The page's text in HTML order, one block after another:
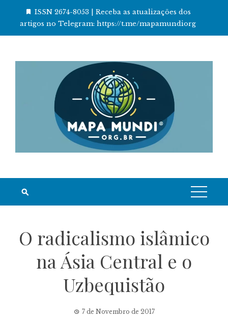
ISSN 2674-8053 | Receba as atualizações dos
artigos no Telegram: https://t.me/mapamundiorg
O radicalismo islâmico
na Ásia Central e o
Uzbequistão
7 de Novembro de 2017